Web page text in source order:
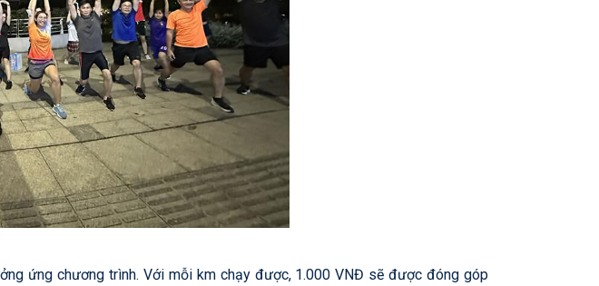
ứng chương trình. Với mỗi km chạy được, 1.000 VNĐ sẽ được đóng góp